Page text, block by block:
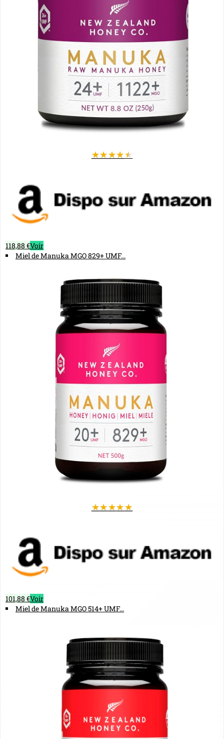
★★★★★
118,88 €Voir
Miel de Manuka MGO 829+ UMF...
★★★★★
101,88 €Voir
Miel de Manuka MGO 514+ UMF...